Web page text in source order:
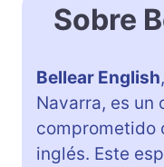
Sobre
Bellear English
Navarra, es un
comprometido
inglés. Este